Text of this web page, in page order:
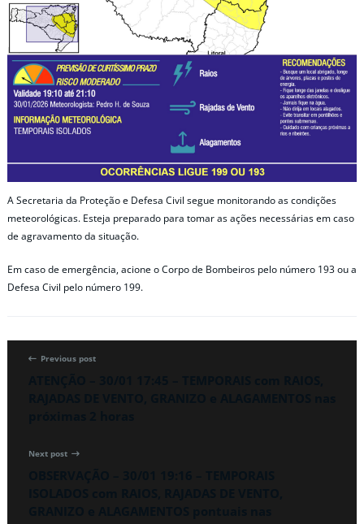
A Secretaria da Proteção e Defesa Civil segue monitorando as condições
meteorológicas. Esteja preparado para tomar as ações necessárias em caso
de agravamento da situação.
Em caso de emergência, acione o Corpo de Bombeiros pelo número 193 ou a
Defesa Civil pelo número 199.
Previous post
Next post